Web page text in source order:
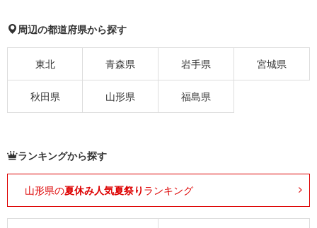
周辺の都道府県から探す
東北 青森県 岩手県 宮城県
秋田県 山形県 福島県
ランキングから探す
山形県の夏休み人気夏祭り ランキング